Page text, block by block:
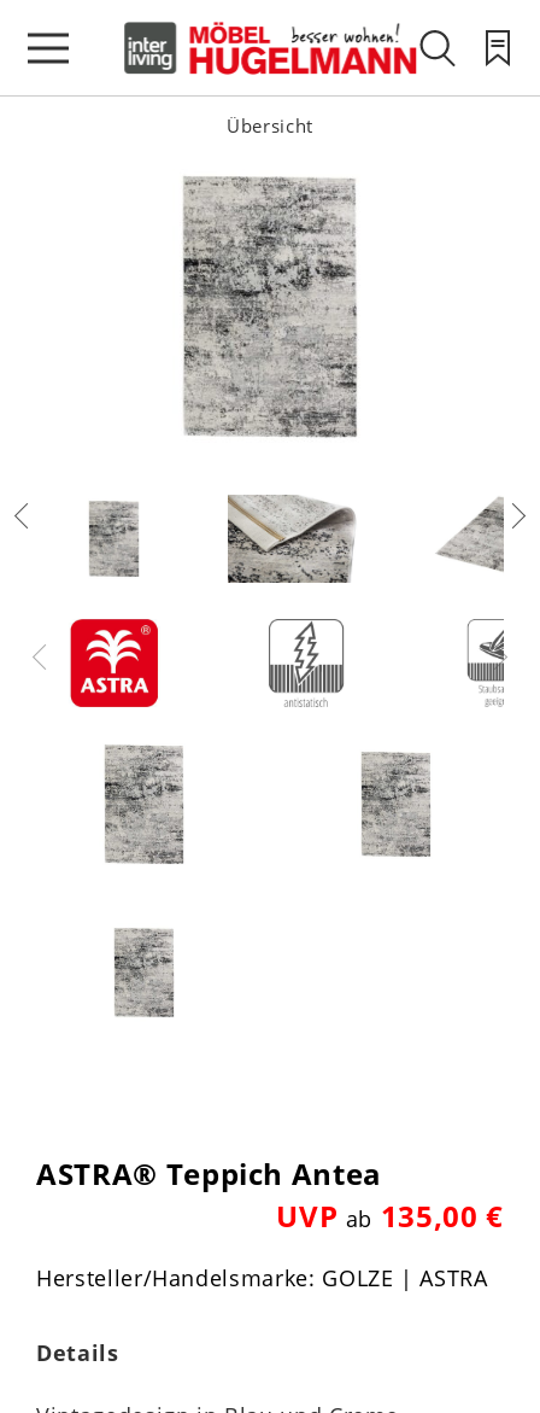
Übersicht
ASTRA® Teppich Antea
UVP ab 135,00 €
Hersteller/Handelsmarke: GOLZE | ASTRA
Details